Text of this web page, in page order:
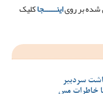
بر رویاینـــــــجاکلیک
سردبیر